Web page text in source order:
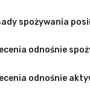
spożywania
odnośnie
odnośnie